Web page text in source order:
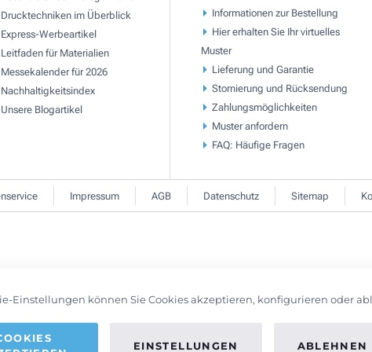
Drucktechniken im Überblick
Express-Werbeartikel
Leitfaden für Materialien
Messekalender für 2026
Nachhaltigkeitsindex
Unsere Blogartikel
Informationen zur Bestellung
Hier erhalten Sie Ihr virtuelles
Muster
Lieferung und Garantie
Stornierung und Rücksendung
Zahlungsmöglichkeiten
Muster anfordern
FAQ: Häufige Fragen
Impressum AGB Datenschutz Sitemap
Einstellungen können Sie Cookies akzeptieren, konfigurieren oder
EINSTELLUNGEN ABLEHNEN